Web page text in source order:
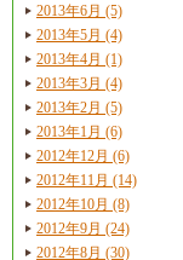
2013年6月 (5)
2013年5月 (4)
2013年4月 (1)
2013年3月 (4)
2013年2月 (5)
2013年1月 (6)
2012年12月 (6)
2012年11月 (14)
2012年10月 (8)
2012年9月 (24)
2012年8月 (30)